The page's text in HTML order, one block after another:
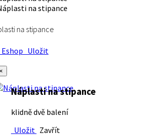
na stipance
Uložit
Náplasti na stipance
klidně dvě balení
Uložit Zavřít